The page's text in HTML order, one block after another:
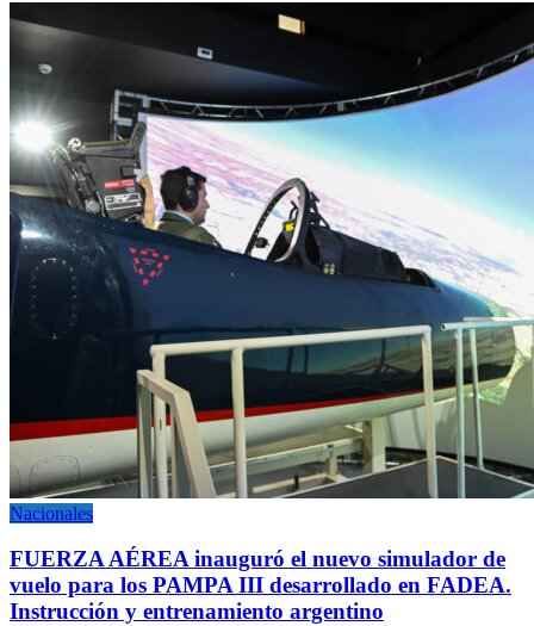
Nacionales
FUERZA AÉREA inauguró el nuevo simulador de
vuelo para los PAMPA III desarrollado en FADEA.
Instrucción y entrenamiento argentino